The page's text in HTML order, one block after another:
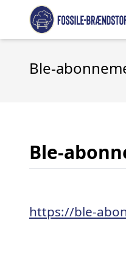
Ble-
Ble-
https://ble-